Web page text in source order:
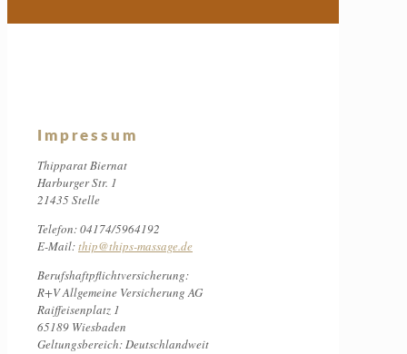
Impressum
Thipparat Biernat
Harburger Str. 1
21435 Stelle
Telefon: 04174/5964192
E-Mail:thip@thips-massage.de
Berufshaftpflichtversicherung:
R+V Allgemeine Versicherung AG
Raiffeisenplatz 1
65189 Wiesbaden
Geltungsbereich: Deutschlandweit